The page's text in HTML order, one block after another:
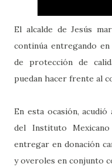
El alcalde de Jesús
continúa entregando
de protección de
puedan hacer frente al
En esta ocasión,
del Instituto
entregar en donación
y overoles en conjunto